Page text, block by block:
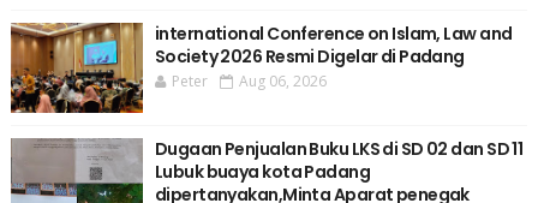
international Conference on Islam, Law and
Society 2026 Resmi Digelar di Padang
Peter Aug 06, 2026
Dugaan Penjualan Buku LKS di SD 02 dan SD 11
Lubuk buaya kota Padang
dipertanyakan,Minta Aparat penegak